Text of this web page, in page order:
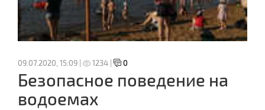
09.07.2020, 15:09 | 1234 | 0
Безопасное поведение на
водоемах